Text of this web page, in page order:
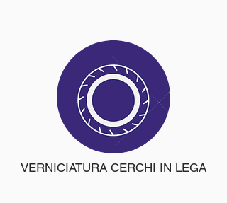
VERNICIATURA CERCHI IN LEGA